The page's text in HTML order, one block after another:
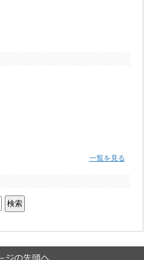
一覧を見る